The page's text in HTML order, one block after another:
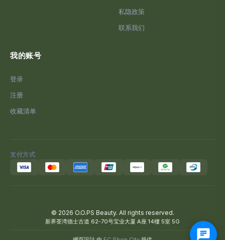
私隐政策
联系我们
我的账号
登录
注册
收藏清单
支付方式
© 2026 O.O.PS Beauty. All rights reserved.
新界荃湾德士古道 62-70号宝业大厦 A座 14樓 5室 5G